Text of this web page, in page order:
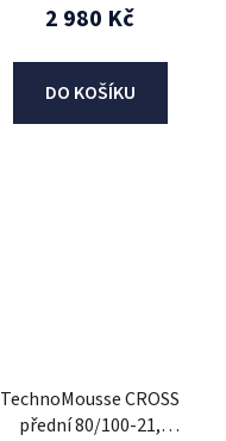
2 980 Kč
DO KOŠÍKU
TechnoMousse CROSS
přední 80/100-21,